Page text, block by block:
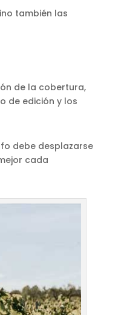
también las
de la cobertura,
de edición y los
debe desplazarse
cada